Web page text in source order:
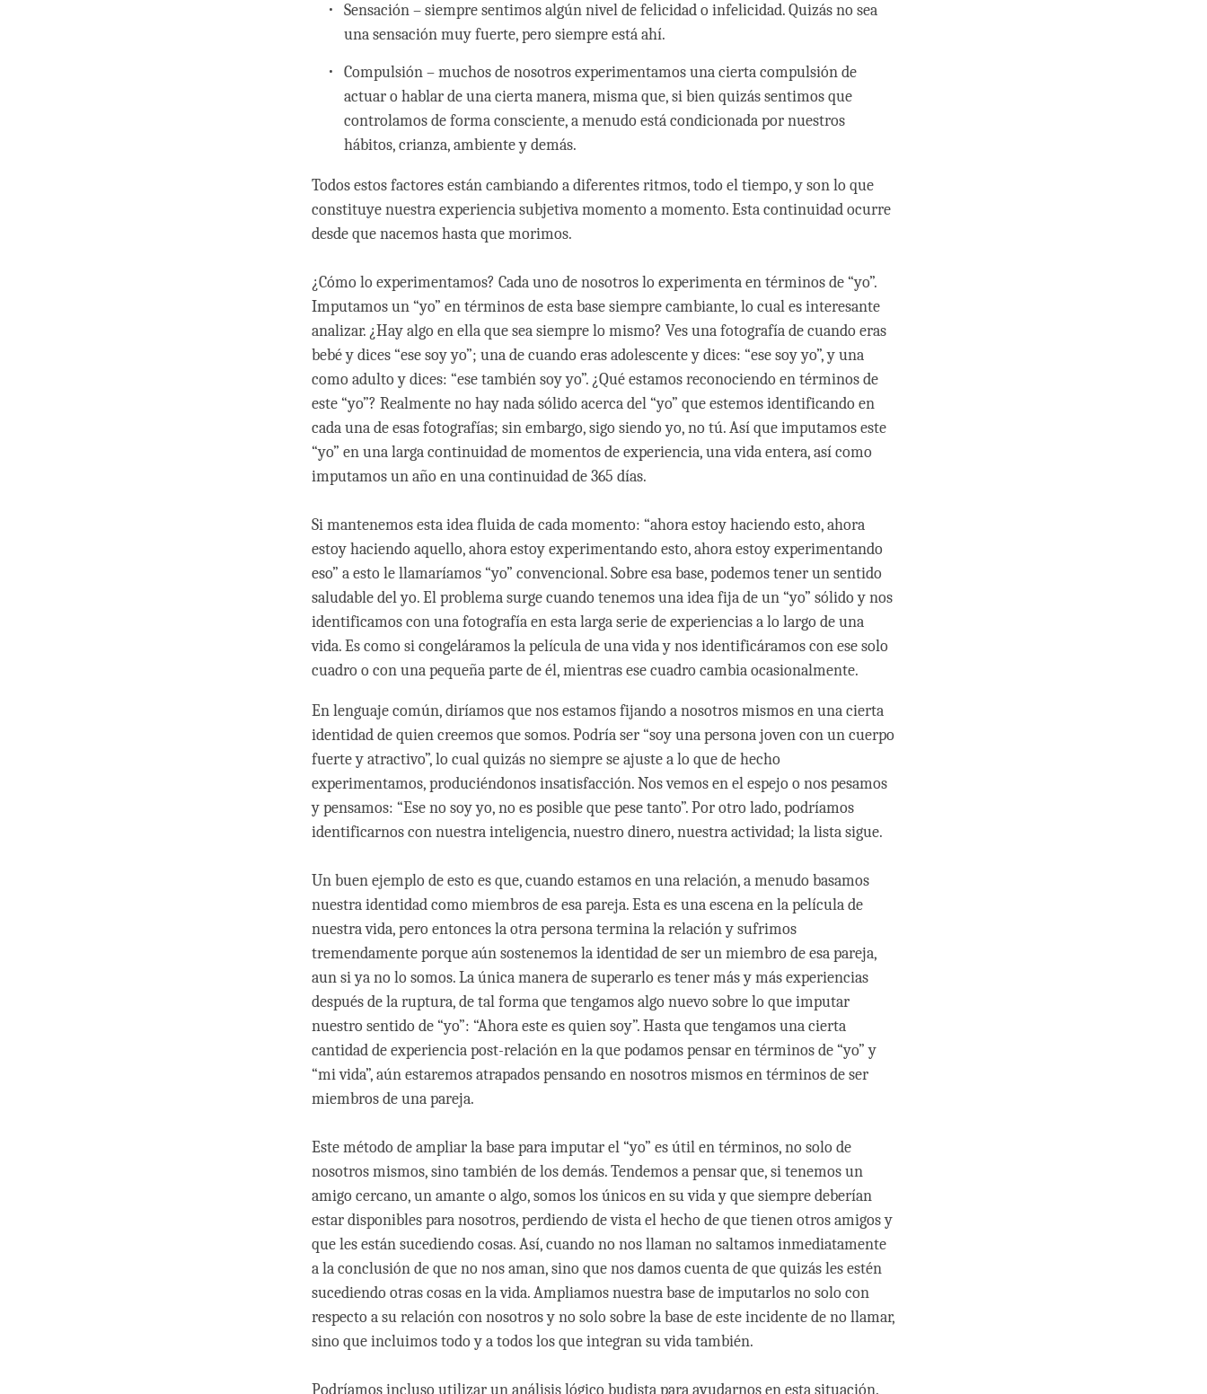
Sensación – siempre sentimos algún nivel de felicidad o infelicidad. Quizás no sea
una sensación muy fuerte, pero siempre está ahí.
Compulsión – muchos de nosotros experimentamos una cierta compulsión de
actuar o hablar de una cierta manera, misma que, si bien quizás sentimos que
controlamos de forma consciente, a menudo está condicionada por nuestros
hábitos, crianza, ambiente y demás.
Todos estos factores están cambiando a diferentes ritmos, todo el tiempo, y son lo que
constituye nuestra experiencia subjetiva momento a momento. Esta continuidad ocurre
desde que nacemos hasta que morimos.
¿Cómo lo experimentamos? Cada uno de nosotros lo experimenta en términos de “yo”.
Imputamos un “yo” en términos de esta base siempre cambiante, lo cual es interesante
analizar. ¿Hay algo en ella que sea siempre lo mismo? Ves una fotografía de cuando eras
bebé y dices “ese soy yo”; una de cuando eras adolescente y dices: “ese soy yo”, y una
como adulto y dices: “ese también soy yo”. ¿Qué estamos reconociendo en términos de
este “yo”? Realmente no hay nada sólido acerca del “yo” que estemos identificando en
cada una de esas fotografías; sin embargo, sigo siendo yo, no tú. Así que imputamos este
“yo” en una larga continuidad de momentos de experiencia, una vida entera, así como
imputamos un año en una continuidad de 365 días.
Si mantenemos esta idea fluida de cada momento: “ahora estoy haciendo esto, ahora
estoy haciendo aquello, ahora estoy experimentando esto, ahora estoy experimentando
eso” a esto le llamaríamos “yo” convencional. Sobre esa base, podemos tener un sentido
saludable del yo. El problema surge cuando tenemos una idea fija de un “yo” sólido y nos
identificamos con una fotografía en esta larga serie de experiencias a lo largo de una
vida. Es como si congeláramos la película de una vida y nos identificáramos con ese solo
cuadro o con una pequeña parte de él, mientras ese cuadro cambia ocasionalmente.
En lenguaje común, diríamos que nos estamos fijando a nosotros mismos en una cierta
identidad de quien creemos que somos. Podría ser “soy una persona joven con un cuerpo
fuerte y atractivo”, lo cual quizás no siempre se ajuste a lo que de hecho
experimentamos, produciéndonos insatisfacción. Nos vemos en el espejo o nos pesamos
y pensamos: “Ese no soy yo, no es posible que pese tanto”. Por otro lado, podríamos
identificarnos con nuestra inteligencia, nuestro dinero, nuestra actividad; la lista sigue.
Un buen ejemplo de esto es que, cuando estamos en una relación, a menudo basamos
nuestra identidad como miembros de esa pareja. Esta es una escena en la película de
nuestra vida, pero entonces la otra persona termina la relación y sufrimos
tremendamente porque aún sostenemos la identidad de ser un miembro de esa pareja,
aun si ya no lo somos. La única manera de superarlo es tener más y más experiencias
después de la ruptura, de tal forma que tengamos algo nuevo sobre lo que imputar
nuestro sentido de “yo”: “Ahora este es quien soy”. Hasta que tengamos una cierta
cantidad de experiencia post-relación en la que podamos pensar en términos de “yo” y
“mi vida”, aún estaremos atrapados pensando en nosotros mismos en términos de ser
miembros de una pareja.
Este método de ampliar la base para imputar el “yo” es útil en términos, no solo de
nosotros mismos, sino también de los demás. Tendemos a pensar que, si tenemos un
amigo cercano, un amante o algo, somos los únicos en su vida y que siempre deberían
estar disponibles para nosotros, perdiendo de vista el hecho de que tienen otros amigos y
que les están sucediendo cosas. Así, cuando no nos llaman no saltamos inmediatamente
a la conclusión de que no nos aman, sino que nos damos cuenta de que quizás les estén
sucediendo otras cosas en la vida. Ampliamos nuestra base de imputarlos no solo con
respecto a su relación con nosotros y no solo sobre la base de este incidente de no llamar,
sino que incluimos todo y a todos los que integran su vida también.
Podríamos incluso utilizar un análisis lógico budista para ayudarnos en esta situación.